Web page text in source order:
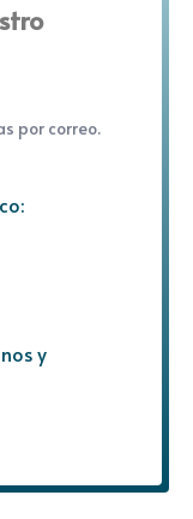
por correo.
y